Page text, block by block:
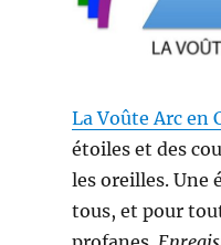
La Voûte Arc en
étoiles et des
les oreilles. Une
tous, et pour